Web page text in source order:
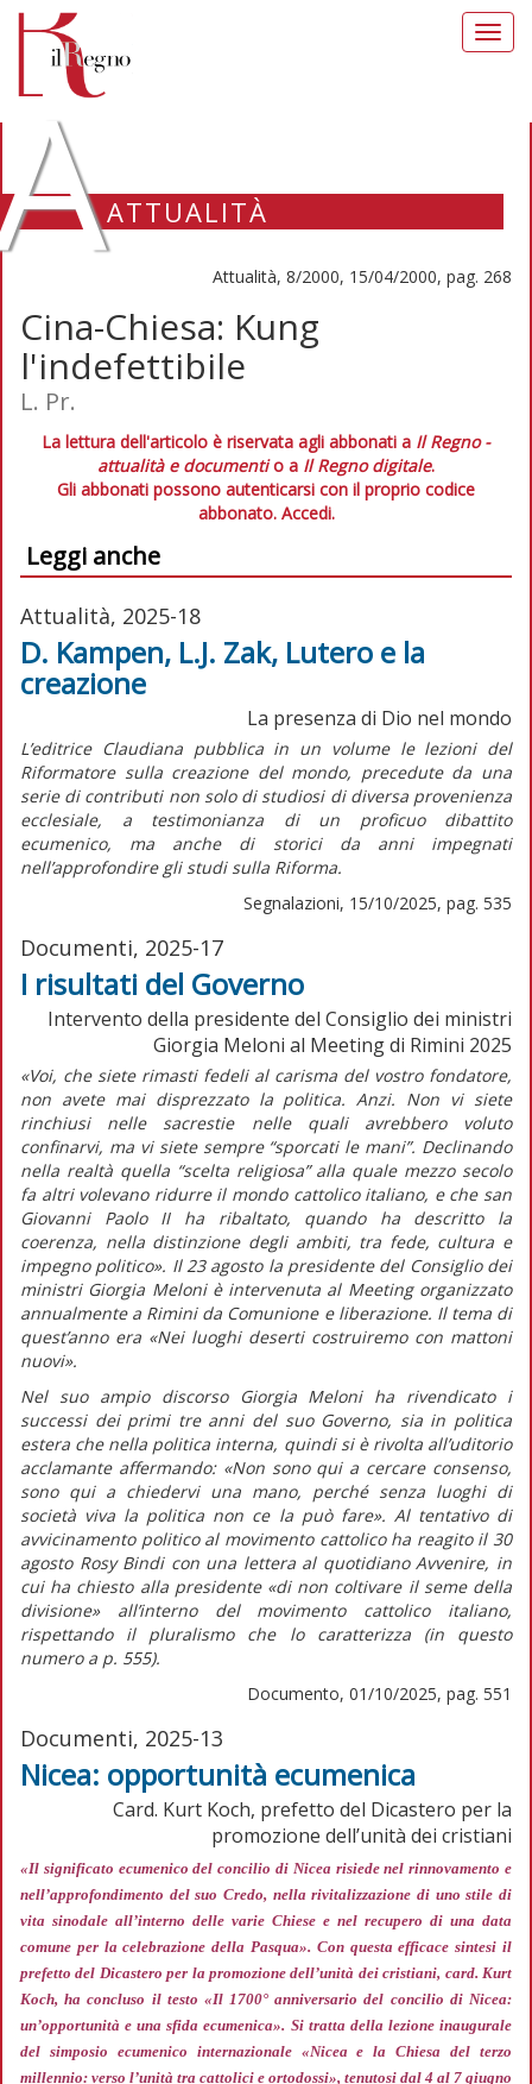
ATTUALITÀ
Attualità, 8/2000, 15/04/2000, pag. 268
Cina-Chiesa: Kung
l'indefettibile
L. Pr.
La lettura dell'articolo è riservata agli abbonati a Il Regno -
attualità e documentio a Il Regno digitale.
Gli abbonati possono autenticarsi con il proprio codice
abbonato. Accedi.
Leggi anche
Attualità, 2025-18
D. Kampen, L.J. Zak, Lutero e la
creazione
La presenza di Dio nel mondo
L’editrice Claudiana pubblica in un volume le lezioni del
Riformatore sulla creazione del mondo, precedute da una
serie di contributi non solo di studiosi di diversa provenienza
ecclesiale, a testimonianza di un proficuo dibattito
ecumenico, ma anche di storici da anni impegnati
nell’approfondire gli studi sulla Riforma.
Segnalazioni, 15/10/2025, pag. 535
Documenti, 2025-17
I risultati del Governo
Intervento della presidente del Consiglio dei ministri
Giorgia Meloni al Meeting di Rimini 2025
«Voi, che siete rimasti fedeli al carisma del vostro fondatore,
non avete mai disprezzato la politica. Anzi. Non vi siete
rinchiusi nelle sacrestie nelle quali avrebbero voluto
confinarvi, ma vi siete sempre “sporcati le mani”. Declinando
nella realtà quella “scelta religiosa” alla quale mezzo secolo
fa altri volevano ridurre il mondo cattolico italiano, e che san
Giovanni Paolo II ha ribaltato, quando ha descritto la
coerenza, nella distinzione degli ambiti, tra fede, cultura e
impegno politico». Il 23 agosto la presidente del Consiglio dei
ministri Giorgia Meloni è intervenuta al Meeting organizzato
annualmente a Rimini da Comunione e liberazione. Il tema di
quest’anno era «Nei luoghi deserti costruiremo con mattoni
nuovi».
Nel suo ampio discorso Giorgia Meloni ha rivendicato i
successi dei primi tre anni del suo Governo, sia in politica
estera che nella politica interna, quindi si è rivolta all’uditorio
acclamante affermando:«Non sono qui a cercare consenso,
sono qui a chiedervi una mano, perché senza luoghi di
società viva la politica non ce la può fare». Al tentativo di
avvicinamento politico al movimento cattolico ha reagito il 30
agosto Rosy Bindi con una lettera al quotidianoAvvenire, in
cui ha chiesto alla presidente«di non coltivare il seme della
divisione» all’interno del movimento cattolico italiano,
rispettando il pluralismo che lo caratterizza (inquesto
numero a p. 555).
Documento, 01/10/2025, pag. 551
Documenti, 2025-13
Nicea: opportunità ecumenica
Card. Kurt Koch, prefetto del Dicastero per la
promozione dell’unità dei cristiani
«Il significato ecumenico del concilio di Nicea risiede nel rinnovamento e
nell’approfondimento del suo Credo, nella rivitalizzazione di uno stile di
vita sinodale all’interno delle varie Chiese e nel recupero di una data
comune per la celebrazione della Pasqua». Con questa efficace sintesi il
prefetto del Dicastero per la promozione dell’unità dei cristiani, card. Kurt
Koch, ha concluso il testo «Il 1700° anniversario del concilio di Nicea:
un’opportunità e una sfida ecumenica». Si tratta della lezione inaugurale
del simposio ecumenico internazionale «Nicea e la Chiesa del terzo
millennio: verso l’unità tra cattolici e ortodossi», tenutosi dal 4 al 7 giugno